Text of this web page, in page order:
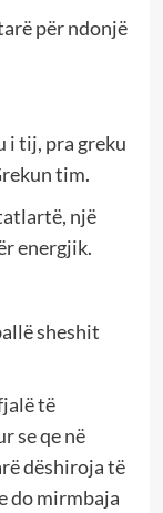
për ndonjë
i tij, pra greku
tim.
një
energjik.
sheshit
të
se qe në
dëshiroja të
do mirmbaja